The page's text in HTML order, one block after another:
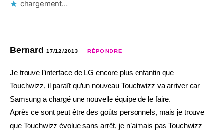
chargement…
Bernard 17/12/2013 RÉPONDRE
Je trouve l’interface de LG encore plus enfantin que
Touchwizz, il paraît qu’un nouveau Touchwizz va arriver car
Samsung a chargé une nouvelle équipe de le faire.
Après ce sont peut être des goûts personnels, mais je trouve
que Touchwizz évolue sans arrêt, je n’aimais pas Touchwizz